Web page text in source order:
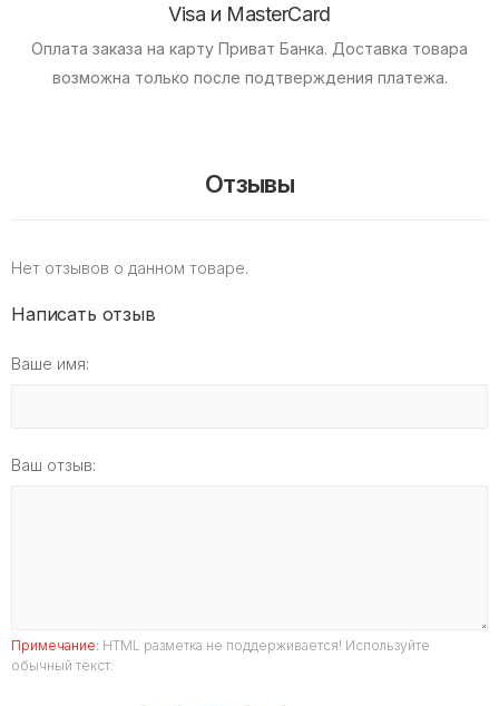
Visa и MasterCard
Оплата заказа на карту Приват Банка. Доставка товара
возможна только после подтверждения платежа.
Отзывы
Нет отзывов о данном товаре.
Написать отзыв
Ваше имя:
Ваш отзыв:
Примечание: HTML разметка не поддерживается! Используйте
обычный текст.